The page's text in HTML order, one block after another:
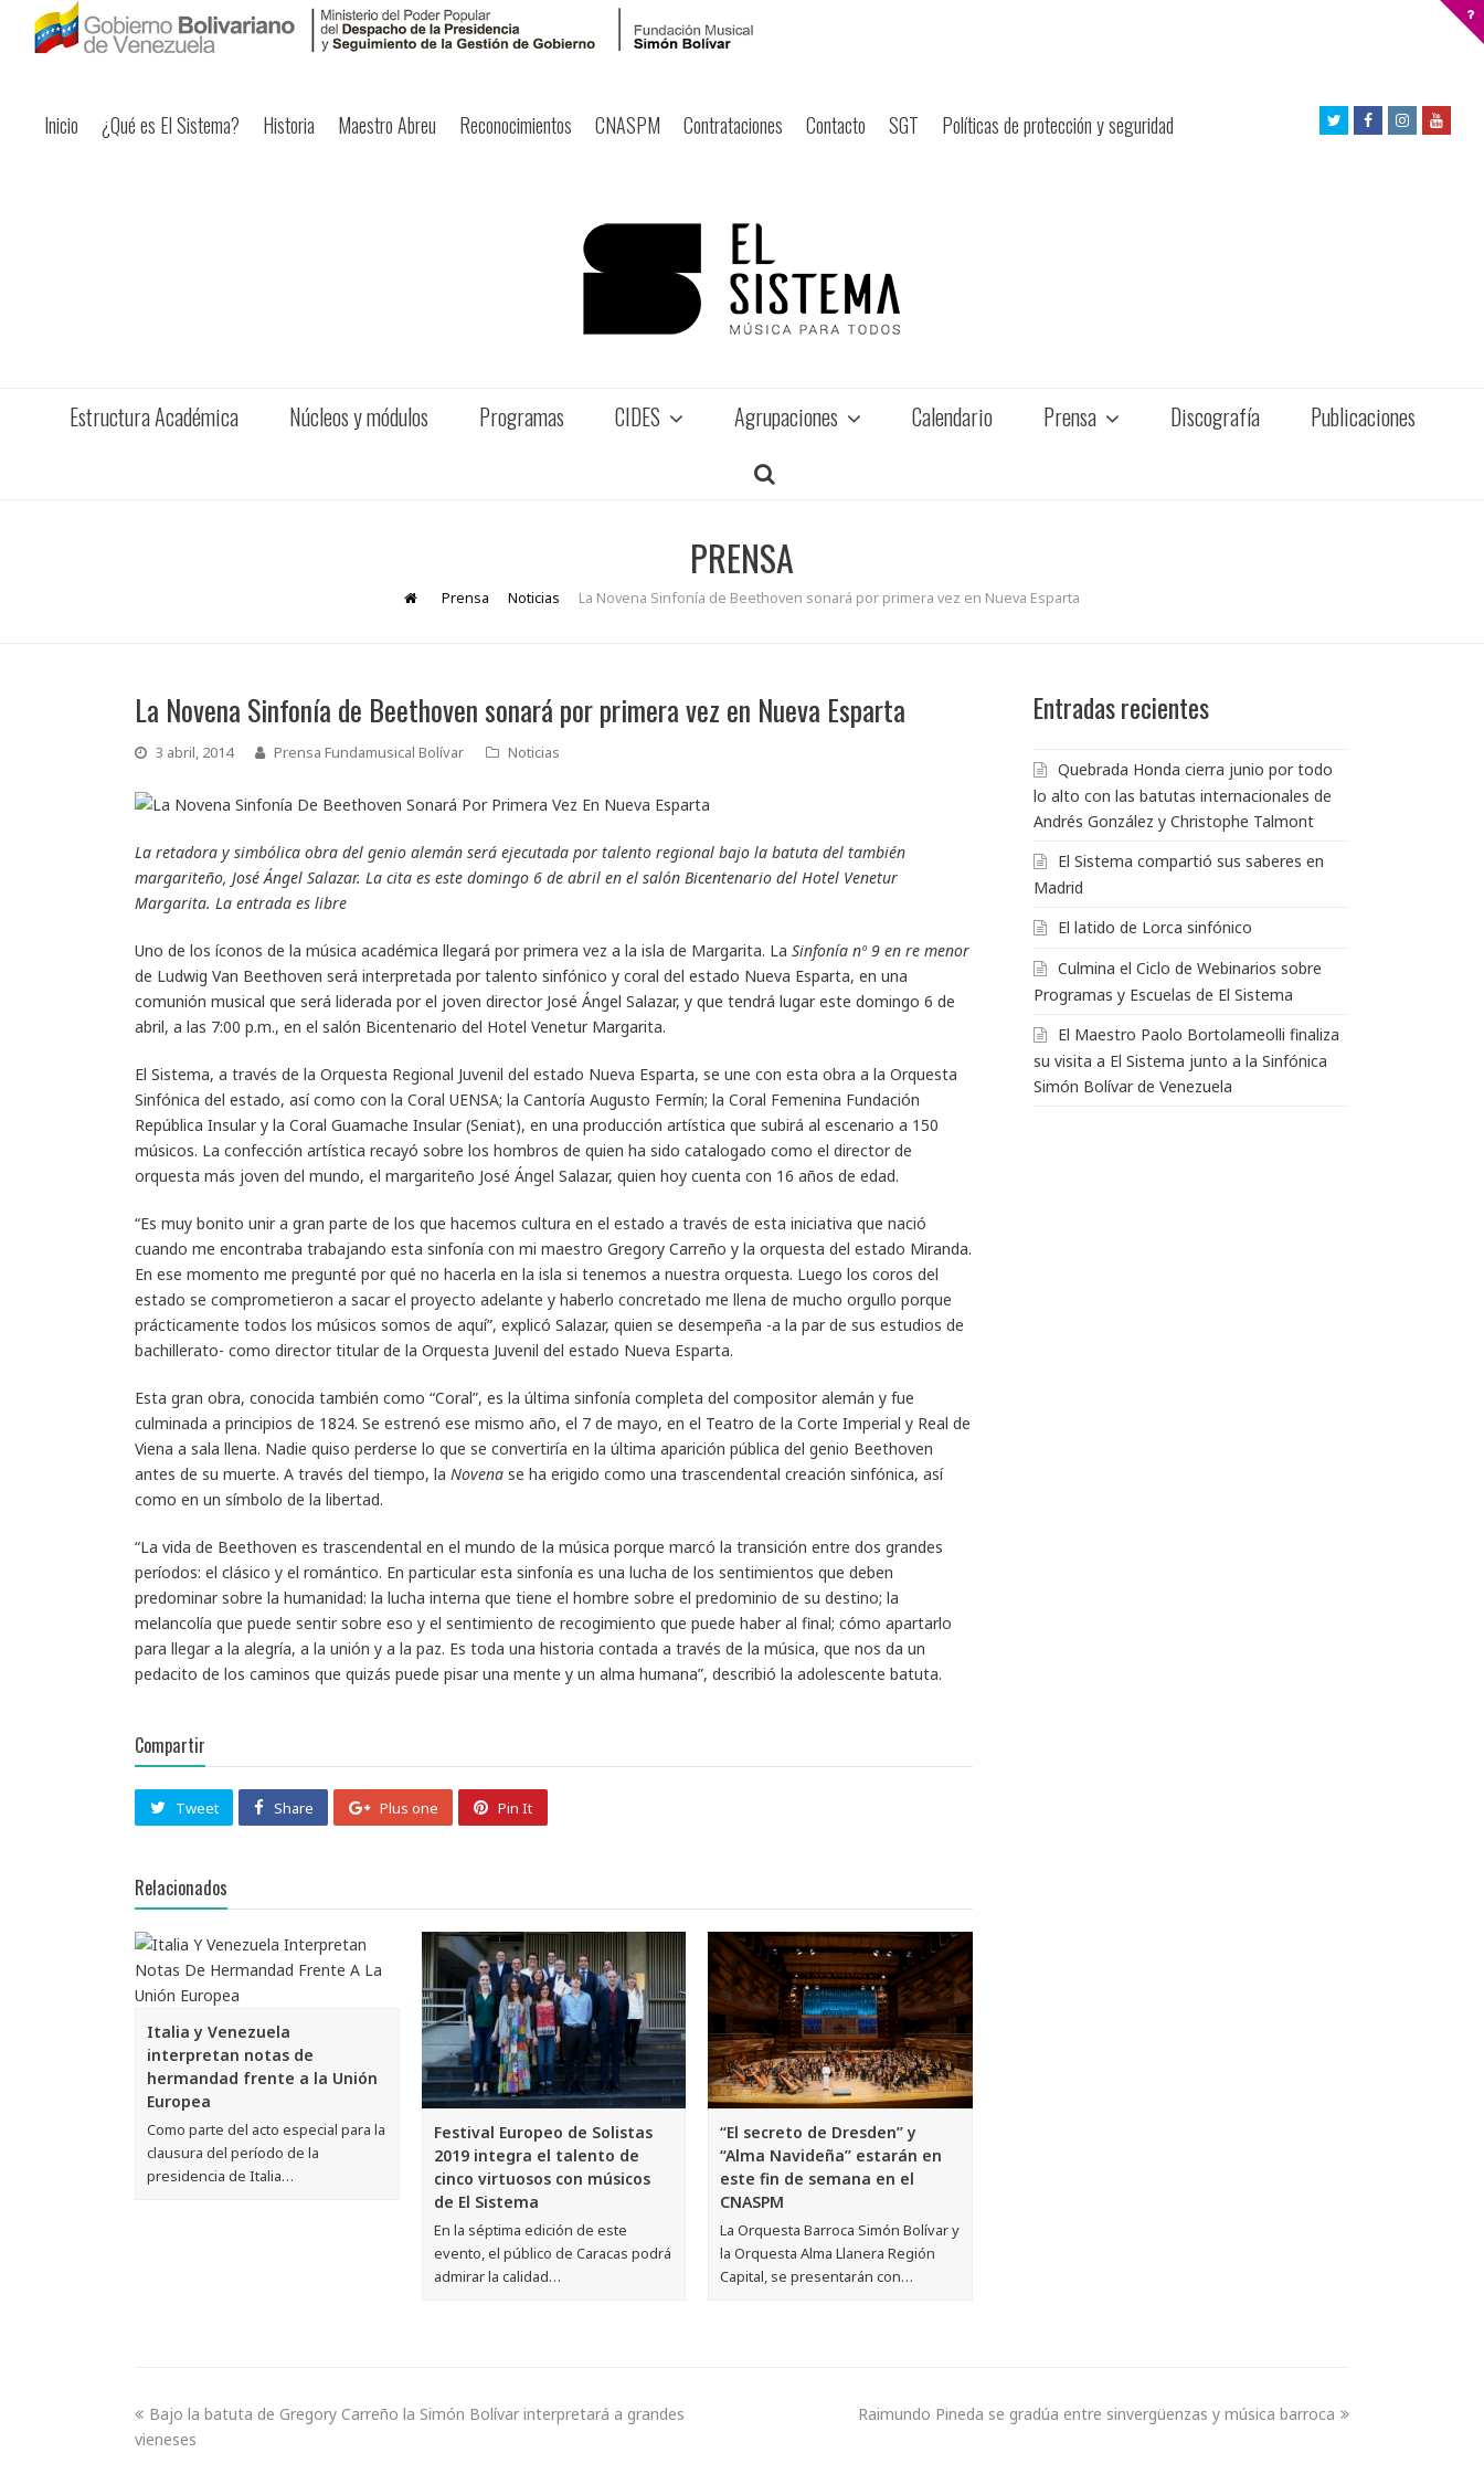
Inicio ¿Qué es El Sistema? Historia Maestro Abreu Reconocimientos CNASPM Contrataciones Contacto SGT Políticas de protección y seguridad
TwitterFacebookInstagram
Estructura Académica Núcleos y módulos Programas CIDES Agrupaciones Calendario Prensa Discografía Publicaciones
PRENSA
Prensa Noticias La Novena Sinfonía de Beethoven sonará por primera vez en Nueva Esparta
La Novena Sinfonía de Beethoven sonará por primera vez en Nueva Esparta
3 abril, 2014 Prensa Fundamusical Bolívar Noticias
La retadora y simbólica obra del genio alemán será ejecutada por talento regional bajo la batuta del también
margariteño, José Ángel Salazar. La cita es este domingo 6 de abril en el salón Bicentenario del Hotel Venetur
Margarita. La entrada es libre
Uno de los íconos de la música académica llegará por primera vez a la isla de Margarita. La Sinfonía nº 9 en re menor
de Ludwig Van Beethoven será interpretada por talento sinfónico y coral del estado Nueva Esparta, en una
comunión musical que será liderada por el joven director José Ángel Salazar, y que tendrá lugar este domingo 6 de
abril, a las 7:00 p.m., en el salón Bicentenario del Hotel Venetur Margarita.
El Sistema, a través de la Orquesta Regional Juvenil del estado Nueva Esparta, se une con esta obra a la Orquesta
Sinfónica del estado, así como con la Coral UENSA; la Cantoría Augusto Fermín; la Coral Femenina Fundación
República Insular y la Coral Guamache Insular (Seniat), en una producción artística que subirá al escenario a 150
músicos. La confección artística recayó sobre los hombros de quien ha sido catalogado como el director de
orquesta más joven del mundo, el margariteño José Ángel Salazar, quien hoy cuenta con 16 años de edad.
“Es muy bonito unir a gran parte de los que hacemos cultura en el estado a través de esta iniciativa que nació
cuando me encontraba trabajando esta sinfonía con mi maestro Gregory Carreño y la orquesta del estado Miranda.
En ese momento me pregunté por qué no hacerla en la isla si tenemos a nuestra orquesta. Luego los coros del
estado se comprometieron a sacar el proyecto adelante y haberlo concretado me llena de mucho orgullo porque
prácticamente todos los músicos somos de aquí”, explicó Salazar, quien se desempeña -a la par de sus estudios de
bachillerato- como director titular de la Orquesta Juvenil del estado Nueva Esparta.
Esta gran obra, conocida también como “Coral”, es la última sinfonía completa del compositor alemán y fue
culminada a principios de 1824. Se estrenó ese mismo año, el 7 de mayo, en el Teatro de la Corte Imperial y Real de
Viena a sala llena. Nadie quiso perderse lo que se convertiría en la última aparición pública del genio Beethoven
antes de su muerte. A través del tiempo, la Novena se ha erigido como una trascendental creación sinfónica, así
como en un símbolo de la libertad.
“La vida de Beethoven es trascendental en el mundo de la música porque marcó la transición entre dos grandes
períodos: el clásico y el romántico. En particular esta sinfonía es una lucha de los sentimientos que deben
predominar sobre la humanidad: la lucha interna que tiene el hombre sobre el predominio de su destino; la
melancolía que puede sentir sobre eso y el sentimiento de recogimiento que puede haber al final; cómo apartarlo
para llegar a la alegría, a la unión y a la paz. Es toda una historia contada a través de la música, que nos da un
pedacito de los caminos que quizás puede pisar una mente y un alma humana”, describió la adolescente batuta.
Compartir
Tweet Share Plus one Pin It
Relacionados
Italia y Venezuela
interpretan notas de
hermandad frente a la Unión
Europea
Como parte del acto especial para la
clausura del período de la
presidencia de Italia…
Festival Europeo de Solistas
2019 integra el talento de
cinco virtuosos con músicos
de El Sistema
En la séptima edición de este
evento, el público de Caracas podrá
admirar la calidad…
“El secreto de Dresden” y
“Alma Navideña” estarán en
este fin de semana en el
CNASPM
La Orquesta Barroca Simón Bolívar y
la Orquesta Alma Llanera Región
Capital, se presentarán con…
Entradas recientes
Quebrada Honda cierra junio por todo
lo alto con las batutas internacionales de
Andrés González y Christophe Talmont
El Sistema compartió sus saberes en
Madrid
El latido de Lorca sinfónico
Culmina el Ciclo de Webinarios sobre
Programas y Escuelas de El Sistema
El Maestro Paolo Bortolameolli finaliza
su visita a El Sistema junto a la Sinfónica
Simón Bolívar de Venezuela
Bajo la batuta de Gregory Carreño la Simón Bolívar interpretará a grandes
vieneses
Raimundo Pineda se gradúa entre sinvergüenzas y música barroca